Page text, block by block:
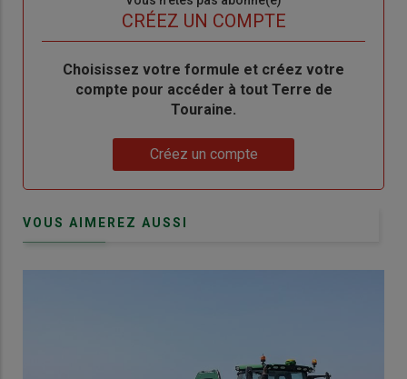
CRÉEZ UN COMPTE
BodyChoisissez votre formule et créez votre
compte pour accéder à tout Terre de
Touraine.
Créez un compte
VOUS AIMEREZ AUSSI